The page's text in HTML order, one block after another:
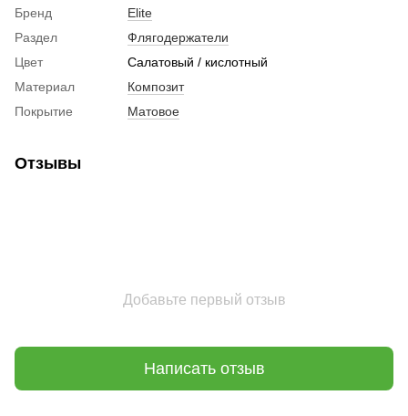
Бренд
Elite
Раздел
Флягодержатели
Цвет
Салатовый / кислотный
Материал
Композит
Покрытие
Матовое
Отзывы
Добавьте первый отзыв
Написать отзыв